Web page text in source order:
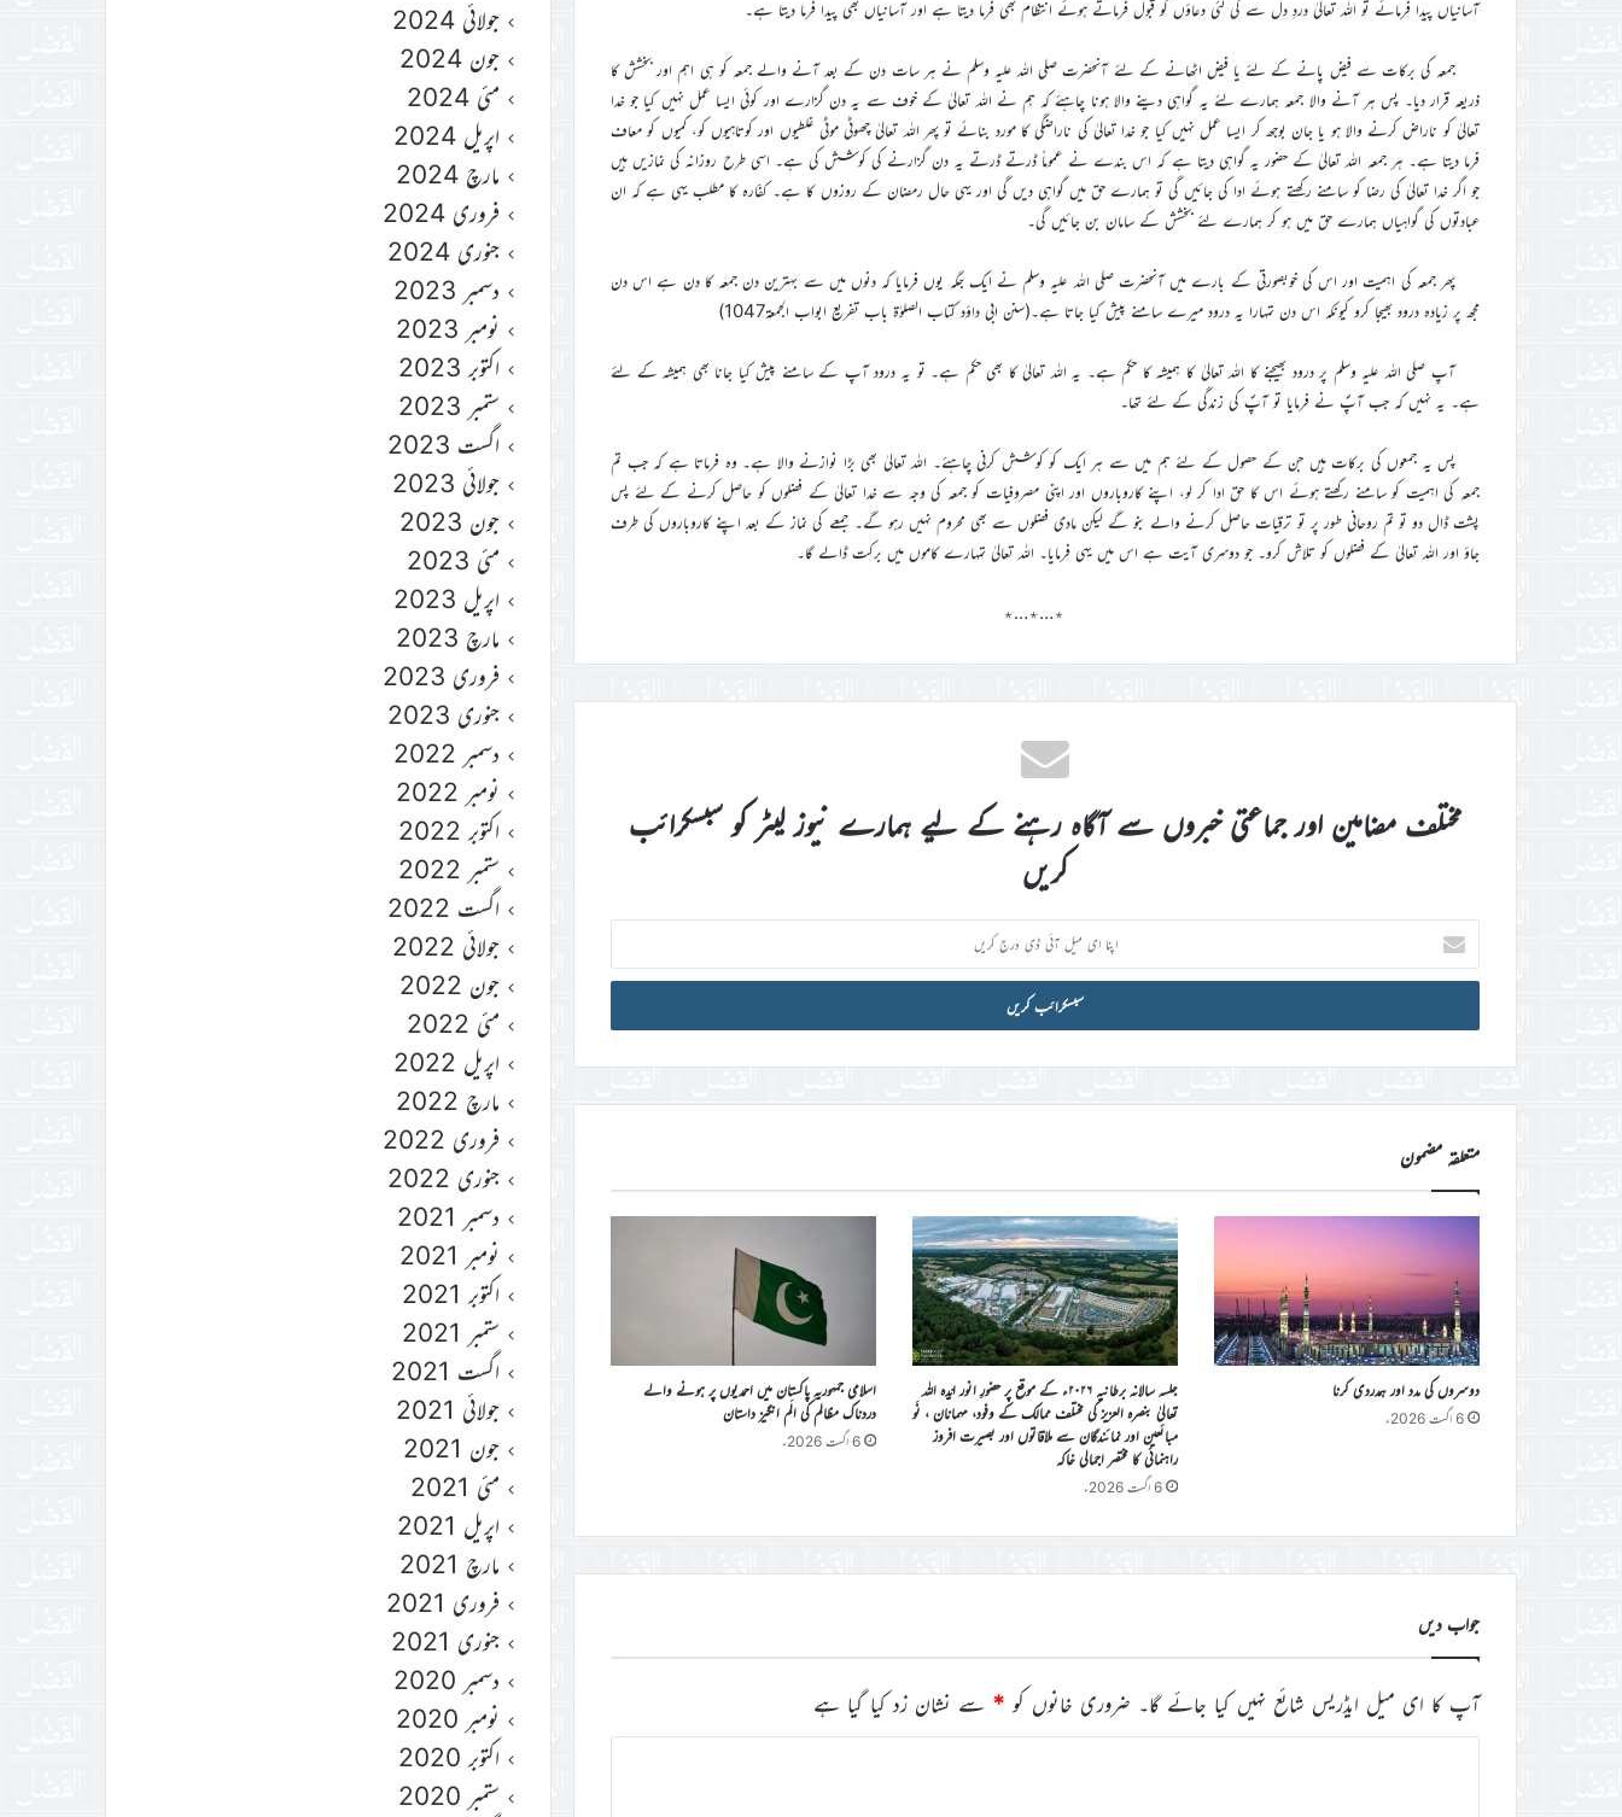
آسانیاں پیدا فرمائے تو اللہ تعالیٰ دردِ دل سے کی گئی دعاؤں کو قبول فرماتے ہوئے انتظام بھی فرما دیتا ہے اور آسانیاں بھی پیدا فرما دیتا ہے۔
جمعہ کی برکات سے فیض پانے کے لئے یا فیض اٹھانے کے لئے آنحضرت صلی اللہ علیہ وسلم نے ہر سات دن کے بعد آنے والے جمعہ کو ہی اہم اور بخشش کا
ذریعہ قرار دیا۔ پس ہر آنے والا جمعہ ہمارے لئے یہ گواہی دینے والا ہونا چاہئے کہ ہم نے اللہ تعالیٰ کے خوف سے یہ دن گزارے اور کوئی ایسا عمل نہیں کیا جو خدا
تعالیٰ کو ناراض کرنے والا ہو یا جان بوجھ کر ایسا عمل نہیں کیا جو خدا تعالیٰ کی ناراضگی کا مورد بنائے تو پھر اللہ تعالیٰ چھوٹی موٹی غلطیوں اور کوتاہیوں کو، کمیوں کو معاف
فرما دیتا ہے۔ ہر جمعہ اللہ تعالیٰ کے حضور یہ گواہی دیتا ہے کہ اس بندے نے عموماً ڈرتے ڈرتے یہ دن گزارنے کی کوشش کی ہے۔ اسی طرح روزانہ کی نمازیں ہیں
جو اگر خدا تعالیٰ کی رضا کو سامنے رکھتے ہوئے ادا کی جائیں گی تو ہمارے حق میں گواہی دیں گی اور یہی حال رمضان کے روزوں کا ہے۔ کفّارہ کا مطلب یہی ہے کہ ان
عبادتوں کی گواہیاں ہمارے حق میں ہو کر ہمارے لئے بخشش کے سامان بن جائیں گی۔
پھر جمعہ کی اہمیت اور اس کی خوبصورتی کے بارے میں آنحضرت صلی اللہ علیہ وسلم نے ایک جگہ یوں فرمایا کہ دنوں میں سے بہترین دن جمعہ کا دن ہے اس دن
مجھ پر زیادہ درود بھیجا کرو کیونکہ اس دن تمہارا یہ درود میرے سامنے پیش کیا جاتا ہے۔(سنن ابی داؤد کتاب الصلوٰۃ باب تفریع ابواب الجمعۃ1047)
آپ صلی اللہ علیہ وسلم پر درود بھیجنے کا اللہ تعالیٰ کا ہمیشہ کا حکم ہے۔ یہ اللہ تعالیٰ کا بھی حکم ہے۔ تو یہ درود آپ کے سامنے پیش کیا جانا بھی ہمیشہ کے لئے
ہے۔ یہ نہیں کہ جب آپؐ نے فرمایا تو آپؐ کی زندگی کے لئے تھا۔
پس یہ جمعوں کی برکات ہیں جن کے حصول کے لئے ہم میں سے ہر ایک کو کوشش کرنی چاہئے۔ اللہ تعالیٰ بھی بڑا نوازنے والا ہے۔ وہ فرماتا ہے کہ جب تم
جمعہ کی اہمیت کو سامنے رکھتے ہوئے اس کا حق ادا کر لو، اپنے کاروباروں اور اپنی مصروفیات کو جمعہ کی وجہ سے خدا تعالیٰ کے فضلوں کو حاصل کرنے کے لئے پس
پشت ڈال دو تو تم روحانی طور پر تو ترقیات حاصل کرنے والے بنو گے لیکن مادی فضلوں سے بھی محروم نہیں رہو گے۔ جمعے کی نماز کے بعد اپنے کاروباروں کی طرف
جاؤ اور اللہ تعالیٰ کے فضلوں کو تلاش کرو۔ جو دوسری آیت ہے اس میں یہی فرمایا۔ اللہ تعالیٰ تمہارے کاموں میں برکت ڈالے گا۔
٭…٭…٭
مختلف مضامین اور جماعتی خبروں سے آگاہ رہنے کے لیے ہمارے نیوز لیٹر کو سبسکرائب
کریں
اپنا
ای
میل
ڈی
متعلقہ مضمون
دوسروں کی مدد اور ہمدردی کرنا
6 اگست 2026ء
جلسہ سالانہ برطانیہ ۲۰۲۶ء کے موقع پر حضورِ انور ایّدہ الله
تعالیٰ بنصرہ العزیز کی مختلف ممالک کے وفود، مہمانان ، نَو
مبائعین اور نمائندگان سے ملاقاتوں اور بصیرت افروز
راہنمائی کا مختصر اجمالی خاکہ
6 اگست 2026ء
اسلامی جمہوریہ پاکستان میں احمدیوں پر ہونے والے
دردناک مظالم کی الَم انگیز داستان
6 اگست 2026ء
جواب دیں
آپ کا ای میل ایڈریس شائع نہیں کیا جائے گا۔ ضروری خانوں کو * سے نشان زد کیا گیا ہے
جولائی 2024
جون 2024
مئی 2024
اپریل 2024
مارچ 2024
فروری 2024
جنوری 2024
دسمبر 2023
نومبر 2023
اکتوبر 2023
ستمبر 2023
اگست 2023
جولائی 2023
جون 2023
مئی 2023
اپریل 2023
مارچ 2023
فروری 2023
جنوری 2023
دسمبر 2022
نومبر 2022
اکتوبر 2022
ستمبر 2022
اگست 2022
جولائی 2022
جون 2022
مئی 2022
اپریل 2022
مارچ 2022
فروری 2022
جنوری 2022
دسمبر 2021
نومبر 2021
اکتوبر 2021
ستمبر 2021
اگست 2021
جولائی 2021
جون 2021
مئی 2021
اپریل 2021
مارچ 2021
فروری 2021
جنوری 2021
دسمبر 2020
نومبر 2020
اکتوبر 2020
ستمبر 2020